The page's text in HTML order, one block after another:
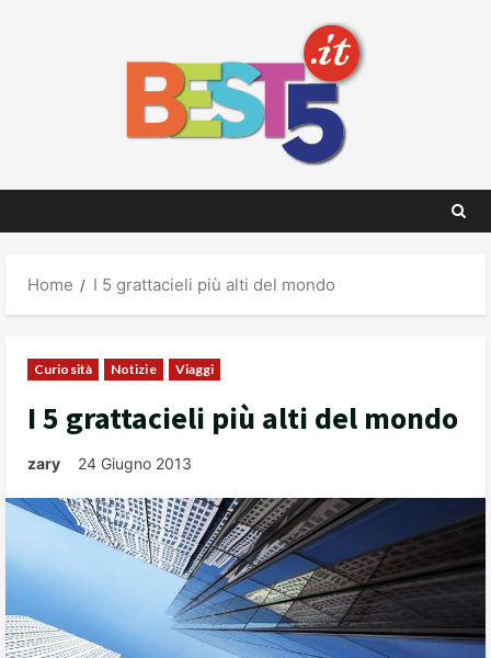
Home I 5 grattacieli più alti del mondo
Curiosità Notizie Viaggi
I 5 grattacieli più alti del mondo
zary 24 Giugno 2013